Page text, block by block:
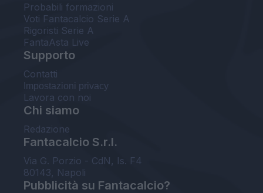
Probabili formazioni
Voti Fantacalcio Serie A
Rigoristi Serie A
FantaAsta Live
Supporto
Contatti
Impostazioni privacy
Lavora con noi
Chi siamo
Redazione
Fantacalcio S.r.l.
Via G. Porzio - CdN, Is. F4
80143, Napoli
Pubblicità su Fantacalcio?